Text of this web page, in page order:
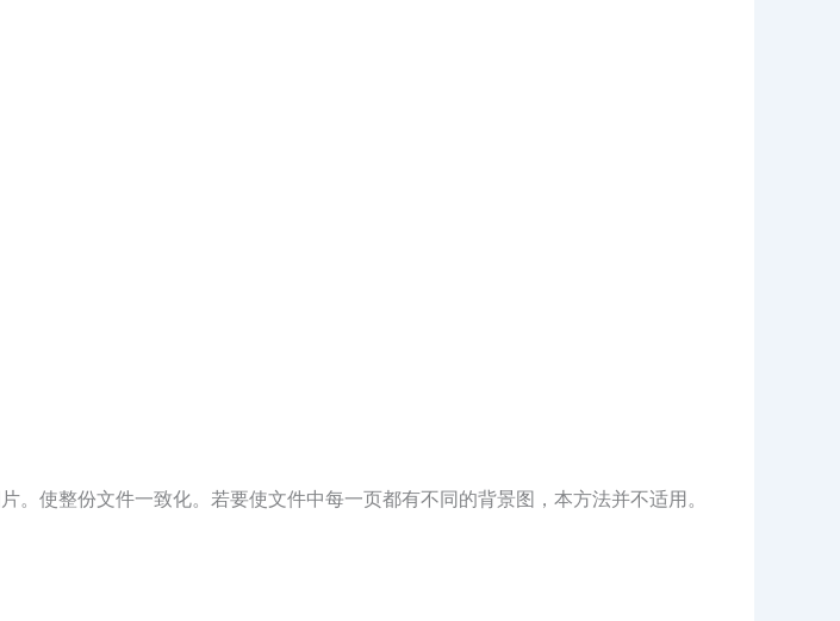
使整份文件一致化。若要使文件中每一页都有不同的背景图，本方法并不适用。